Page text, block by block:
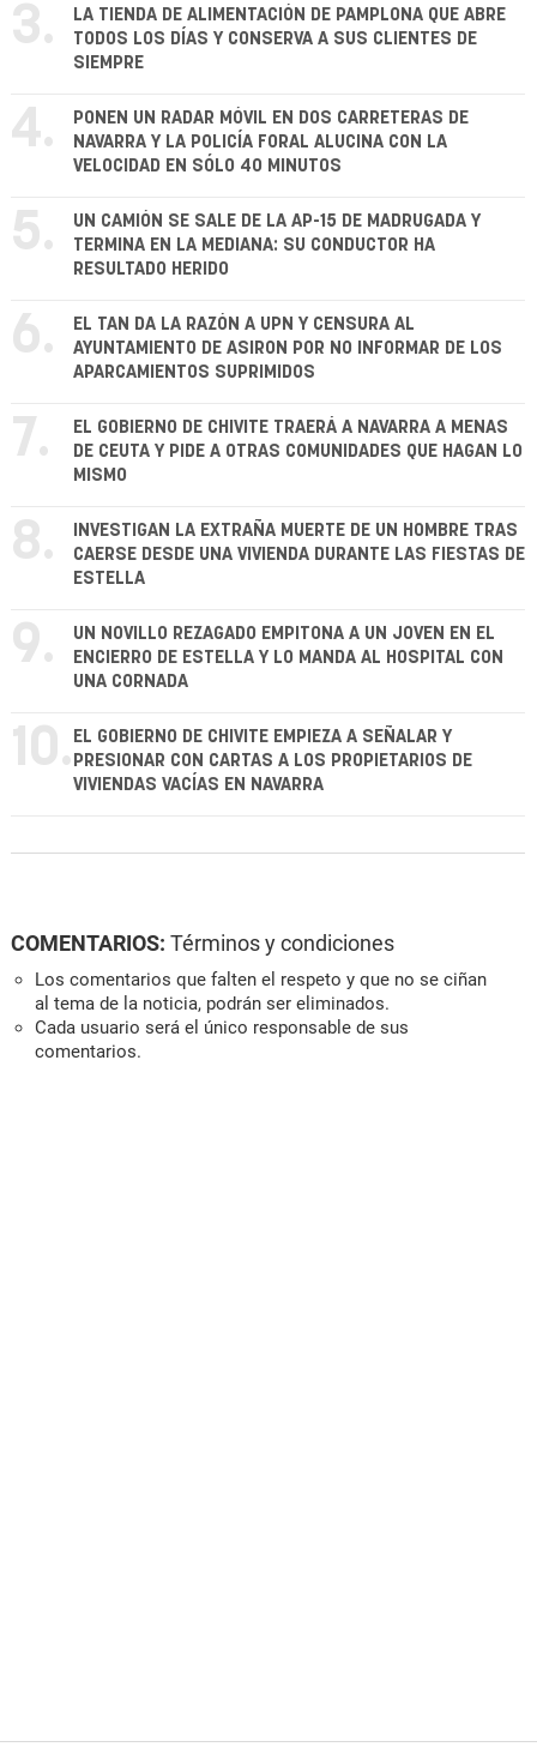
3.
LA TIENDA DE ALIMENTACIÓN DE PAMPLONA QUE ABRE
TODOS LOS DÍAS Y CONSERVA A SUS CLIENTES DE
SIEMPRE
4.
PONEN UN RADAR MÓVIL EN DOS CARRETERAS DE
NAVARRA Y LA POLICÍA FORAL ALUCINA CON LA
VELOCIDAD EN SÓLO 40 MINUTOS
5.
UN CAMIÓN SE SALE DE LA AP-15 DE MADRUGADA Y
TERMINA EN LA MEDIANA: SU CONDUCTOR HA
RESULTADO HERIDO
6.
EL TAN DA LA RAZÓN A UPN Y CENSURA AL
AYUNTAMIENTO DE ASIRON POR NO INFORMAR DE LOS
APARCAMIENTOS SUPRIMIDOS
7.
EL GOBIERNO DE CHIVITE TRAERÁ A NAVARRA A MENAS
DE CEUTA Y PIDE A OTRAS COMUNIDADES QUE HAGAN LO
MISMO
8.
INVESTIGAN LA EXTRAÑA MUERTE DE UN HOMBRE TRAS
CAERSE DESDE UNA VIVIENDA DURANTE LAS FIESTAS DE
ESTELLA
9.
UN NOVILLO REZAGADO EMPITONA A UN JOVEN EN EL
ENCIERRO DE ESTELLA Y LO MANDA AL HOSPITAL CON
UNA CORNADA
10. EL GOBIERNO DE CHIVITE EMPIEZA A SEÑALAR Y
PRESIONAR CON CARTAS A LOS PROPIETARIOS DE
VIVIENDAS VACÍAS EN NAVARRA
COMENTARIOS: Términos y condiciones
Los comentarios que falten el respeto y que no se ciñan
al tema de la noticia, podrán ser eliminados.
Cada usuario será el único responsable de sus
comentarios.